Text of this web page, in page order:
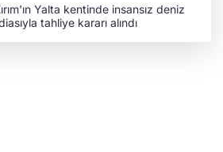
Yalta kentinde insansız deniz
tahliye kararı alındı